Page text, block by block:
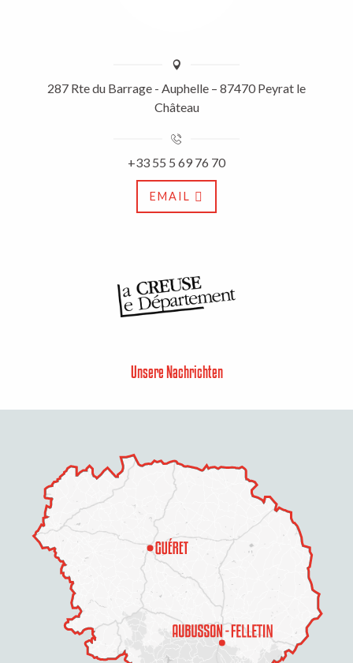
287 Rte du Barrage - Auphelle – 87470 Peyrat le
Château
+33 55 5 69 76 70
EMAIL
Unsere Nachrichten